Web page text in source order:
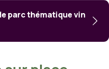
parc thématique vin